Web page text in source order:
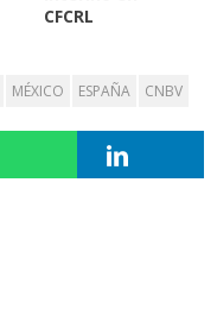
CFCRL
MÉXICO ESPAÑA CNBV